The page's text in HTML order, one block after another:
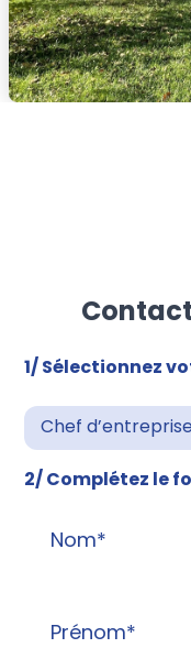
1/ Sélectionnez
Chef d’entreprise
2/ Complétez le